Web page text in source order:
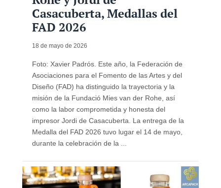
Casacuberta, Medallas del
FAD 2026
18 de mayo de 2026
Foto: Xavier Padrós. Este año, la Federación de
Asociaciones para el Fomento de las Artes y del
Diseño (FAD) ha distinguido la trayectoria y la
misión de la Fundació Mies van der Rohe, así
como la labor comprometida y honesta del
impresor Jordi de Casacuberta. La entrega de la
Medalla del FAD 2026 tuvo lugar el 14 de mayo,
durante la celebración de la ...